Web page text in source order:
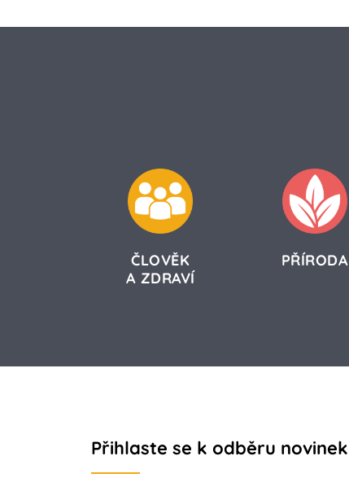
ČLOVĚK
A ZDRAVÍ
PŘÍRODA
Přihlaste se k odběru novinek